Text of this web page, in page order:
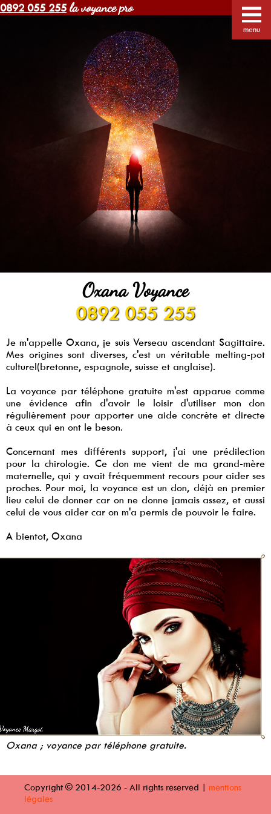
menu
0892 055 255 la voyance pro
Blog
Oxana Voyance
0892 055 255
Je m'appelle Oxana, je suis Verseau ascendant Sagittaire.
Mes origines sont diverses, c'est un véritable melting-pot
culturel(bretonne, espagnole, suisse et anglaise).
La voyance par téléphone gratuite m'est apparue comme
une évidence afin d'avoir le loisir d'utiliser mon don
régulièrement pour apporter une aide concrète et directe
à ceux qui en ont le beson.
Concernant mes différents support, j'ai une prédilection
pour la chirologie. Ce don me vient de ma grand-mère
maternelle, qui y avait fréquemment recours pour aider ses
proches. Pour moi, la voyance est un don, déjà en premier
lieu celui de donner car on ne donne jamais assez, et aussi
celui de vous aider car on m'a permis de pouvoir le faire.
A bientot, Oxana
Oxana ; voyance par téléphone gratuite.
Copyright © 2014-2026 - All rights reserved | mentions
légales